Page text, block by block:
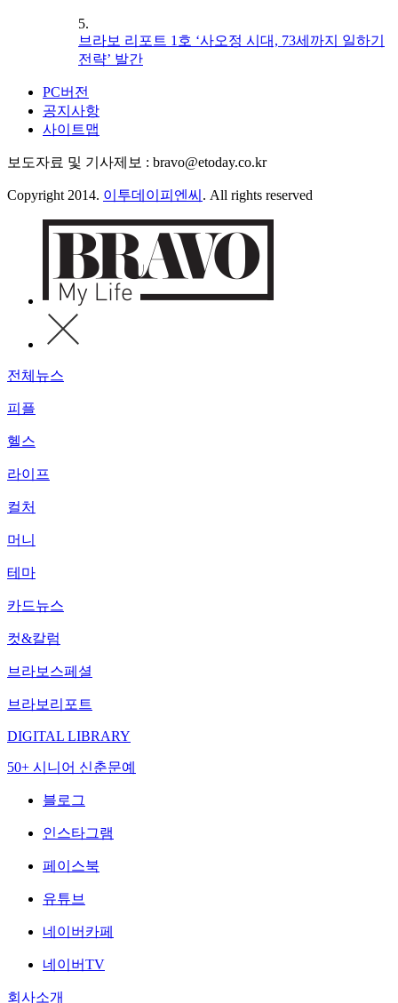
5.
브라보 리포트 1호 ‘사오정 시대, 73세까지 일하기
전략’ 발간
PC버전
공지사항
사이트맵
보도자료 및 기사제보 : bravo@etoday.co.kr
Copyright 2014. 이투데이피엔씨 . All rights reserved
전체뉴스
피플
헬스
라이프
컬처
머니
테마
카드뉴스
컷&칼럼
브라보스페셜
브라보리포트
DIGITAL LIBRARY
50+ 시니어 신춘문예
블로그
인스타그램
페이스북
유튜브
네이버카페
네이버TV
회사소개